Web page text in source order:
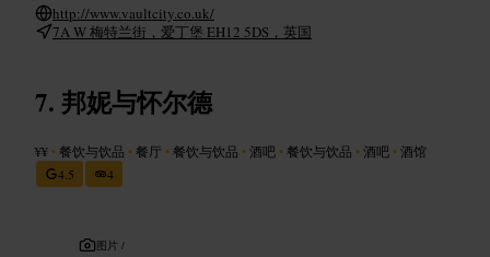
http://www.vaultcity.co.uk/
7A W 梅特兰街，爱丁堡 EH12 5DS，英国
邦妮与怀尔德
¥¥ •餐饮与饮品 •餐厅 •餐饮与饮品 •酒吧 •餐饮与饮品 •酒吧 •酒馆
4.5
4
图片 /